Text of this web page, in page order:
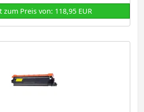
zum Preis von: 118,95 EUR